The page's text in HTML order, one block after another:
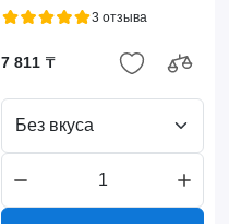
3 отзыва
7 811 ₸
Без вкуса